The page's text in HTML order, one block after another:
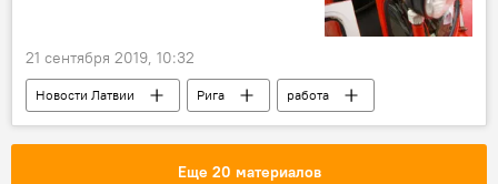
21 сентября 2019, 10:32
Новости Латвии Рига
работа
магазин
эвакуация
Еще 20 материалов